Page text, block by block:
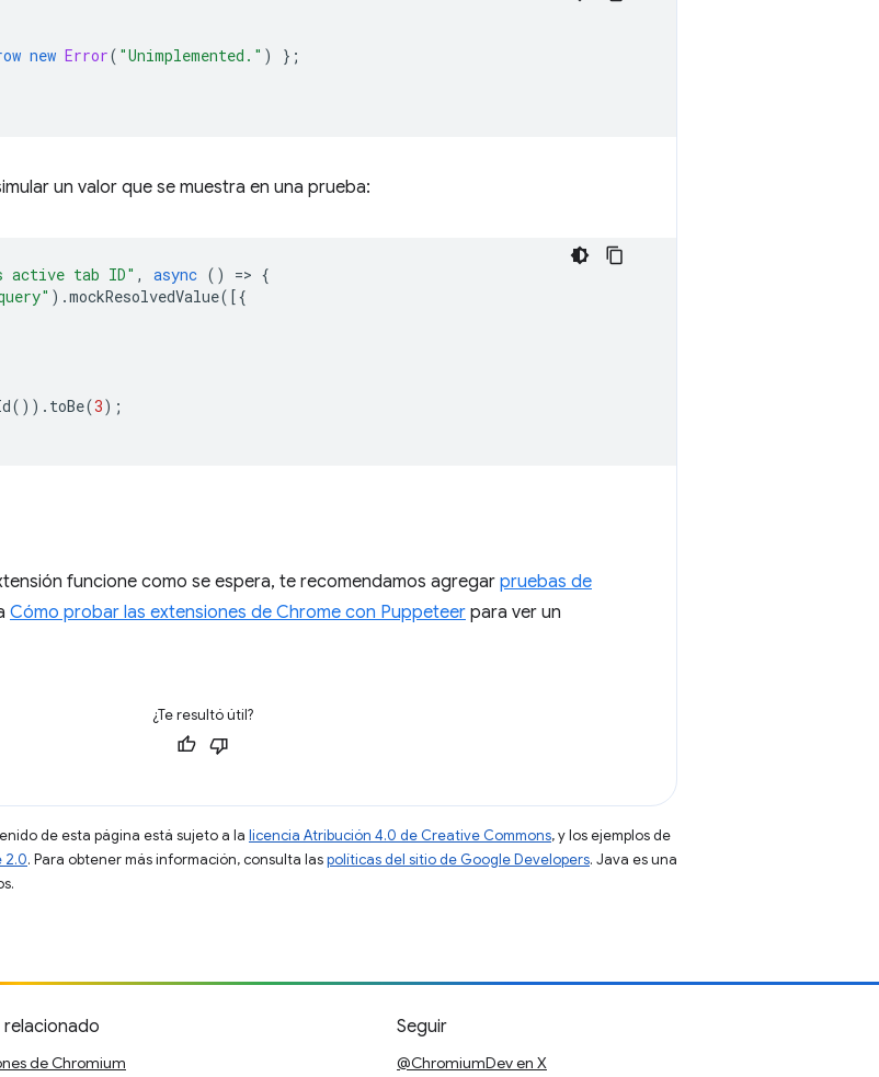
new Error( "Unimplemented." )
};
un valor que se muestra en una prueba:
active tab ID" , async () => {
).mockResolvedValue([{
()). toBe(3);
funcione como se espera, te recomendamos agregarpruebas de
Cómo probar las extensiones de Chrome con Puppeteer para ver un
¿Te resultó útil?
de esta página está sujeto a la licencia Atribución 4.0 de Creative Commons, y los ejemplos de
2.0. Para obtener más información, consulta laspolíticas del sitio de Google Developers. Java es una
de Chromium
Seguir
@ChromiumDev en X